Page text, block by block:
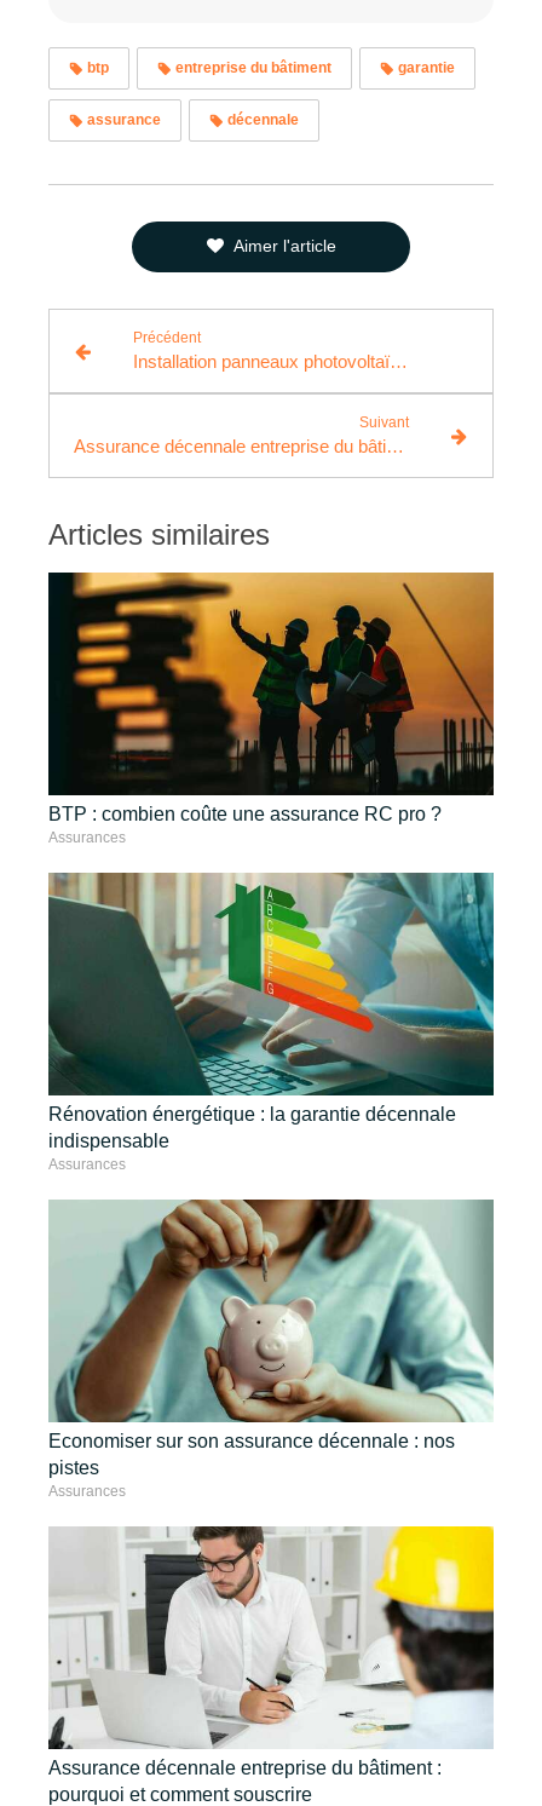
btp entreprise du bâtiment garantie
assurance décennale
Aimer l'article
Précédent
Installation panneaux photovoltaïques : les principaux risques
Suivant
Assurance décennale entreprise du bâtiment : pourquoi et comment souscrire
Articles similaires
BTP : combien coûte une assurance RC pro ?
Assurances
Rénovation énergétique : la garantie décennale
indispensable
Assurances
Economiser sur son assurance décennale : nos
pistes
Assurances
Assurance décennale entreprise du bâtiment :
pourquoi et comment souscrire